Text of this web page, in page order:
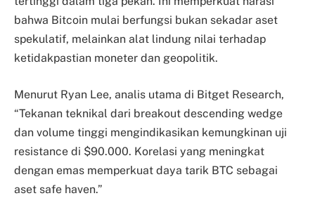
bahwa Bitcoin mulai berfungsi bukan sekadar aset
spekulatif, melainkan alat lindung nilai terhadap
ketidakpastian moneter dan geopolitik.
Menurut Ryan Lee, analis utama di Bitget Research,
“Tekanan teknikal dari breakout descending wedge
dan volume tinggi mengindikasikan kemungkinan uji
resistance di $90.000. Korelasi yang meningkat
dengan emas memperkuat daya tarik BTC sebagai
aset safe haven.”